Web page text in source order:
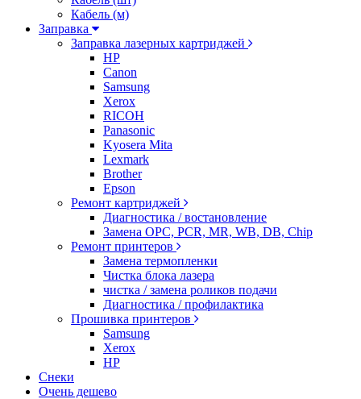
Кабель (м)
Заправка
Заправка лазерных картриджей
HP
Canon
Samsung
Xerox
RICOH
Panasonic
Kyosera Mita
Lexmark
Brother
Epson
Ремонт картриджей
Диагностика / востановление
Замена OPC, PCR, MR, WB, DB, Chip
Ремонт принтеров
Замена термопленки
Чистка блока лазера
чистка / замена роликов подачи
Диагностика / профилактика
Прошивка принтеров
Samsung
Xerox
HP
Снеки
Очень дешево